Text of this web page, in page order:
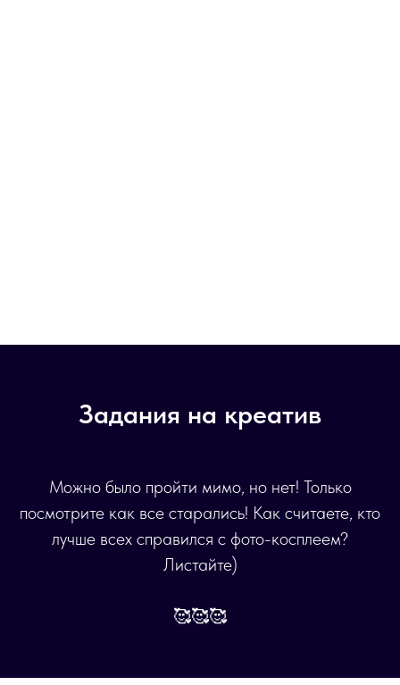
Задания на креатив
Можно было пройти мимо, но нет! Только
посмотрите как все старались! Как считаете, кто
лучше всех справился с фото-косплеем?
Листайте)
🥰🥰🥰